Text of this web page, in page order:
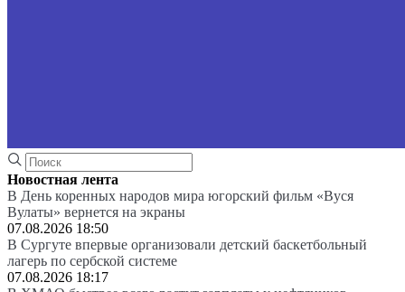
Новостная лента
В День коренных народов мира югорский фильм «Вуся
Вулаты» вернется на экраны
07.08.2026 18:50
В Сургуте впервые организовали детский баскетбольный
лагерь по сербской системе
07.08.2026 18:17